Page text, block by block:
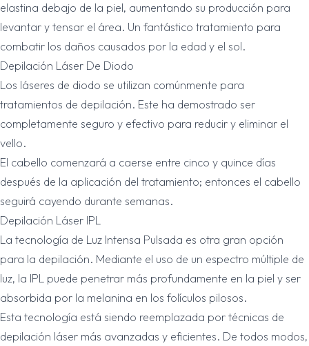
elastina debajo de la piel, aumentando su producción para
levantar y tensar el área. Un fantástico tratamiento para
combatir los daños causados ​​por la edad y el sol.
Depilación Láser De Diodo
Los láseres de diodo se utilizan comúnmente para
tratamientos de depilación. Este ha demostrado ser
completamente seguro y efectivo para reducir y eliminar el
vello.
El cabello comenzará a caerse entre cinco y quince días
después de la aplicación del tratamiento; entonces el cabello
seguirá cayendo durante semanas.
Depilación Láser IPL
La tecnología de Luz Intensa Pulsada es otra gran opción
para la depilación. Mediante el uso de un espectro múltiple de
luz, la IPL puede penetrar más profundamente en la piel y ser
absorbida por la melanina en los folículos pilosos.
Esta tecnología está siendo reemplazada por técnicas de
depilación láser más avanzadas y eficientes. De todos modos,